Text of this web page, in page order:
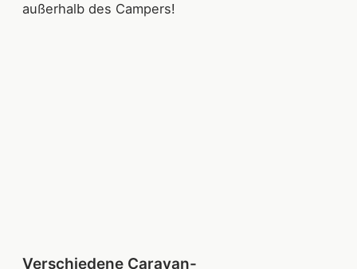
außerhalb des Campers!
Verschiedene Caravan-